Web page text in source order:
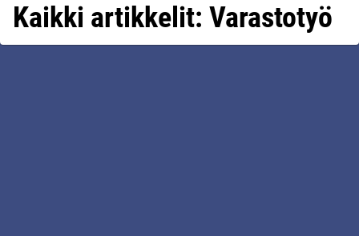
Kaikki artikkelit: Varastotyö